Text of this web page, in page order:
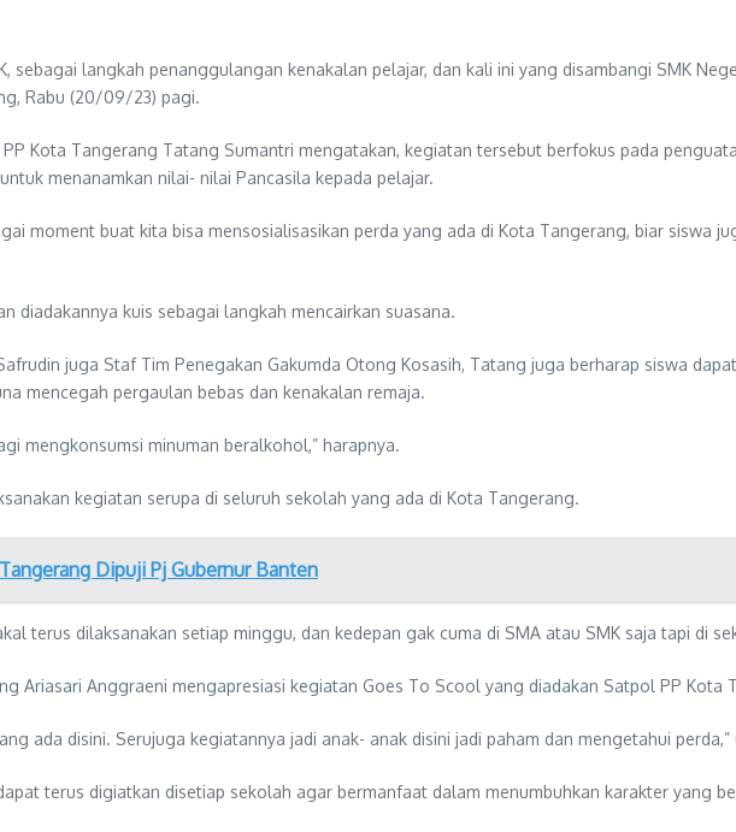
langkah penanggulangan kenakalan pelajar, dan kali ini yang disambangi SMK
Rabu (20/09/23) pagi.
Kota Tangerang Tatang Sumantri mengatakan, kegiatan tersebut berfokus pada
menanamkan nilai- nilai Pancasila kepada pelajar.
moment buat kita bisa mensosialisasikan perda yang ada di Kota Tangerang, biar siswa
diadakannya kuis sebagai langkah mencairkan suasana.
juga Staf Tim Penegakan Gakumda Otong Kosasih, Tatang juga berharap siswa
mencegah pergaulan bebas dan kenakalan remaja.
mengkonsumsi minuman beralkohol,” harapnya.
kegiatan serupa di seluruh sekolah yang ada di Kota Tangerang.
Dipuji Pj Gubernur Banten
terus dilaksanakan setiap minggu, dan kedepan gak cuma di SMA atau SMK saja tapi di
Ariasari Anggraeni mengapresiasi kegiatan Goes To Scool yang diadakan Satpol PP Kota
ada disini. Serujuga kegiatannya jadi anak- anak disini jadi paham dan mengetahui perda,”
terus digiatkan disetiap sekolah agar bermanfaat dalam menumbuhkan karakter yang